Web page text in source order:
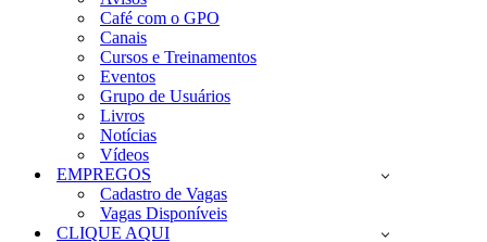
Café com o GPO
Canais
Cursos e Treinamentos
Eventos
Grupo de Usuários
Livros
Notícias
Vídeos
EMPREGOS
Cadastro de Vagas
Vagas Disponíveis
CLIQUE AQUI